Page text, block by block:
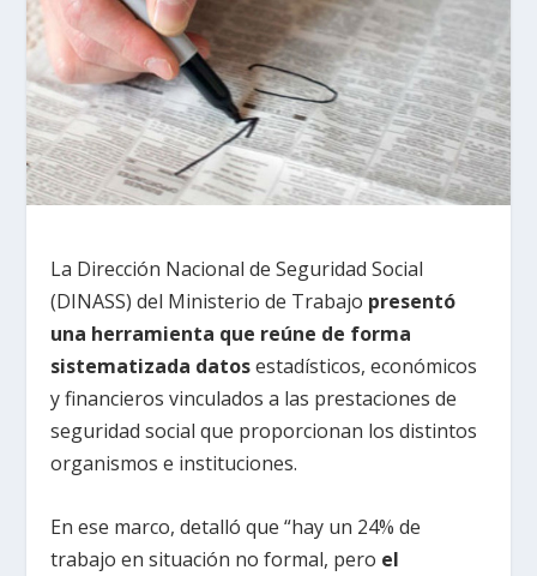
La Dirección Nacional de Seguridad Social
(DINASS) del Ministerio de Trabajo presentó
una herramienta que reúne de forma
sistematizada datosestadísticos, económicos
y financieros vinculados a las prestaciones de
seguridad social que proporcionan los distintos
organismos e instituciones.
En ese marco, detalló que “hay un 24% de
trabajo en situación no formal, pero el